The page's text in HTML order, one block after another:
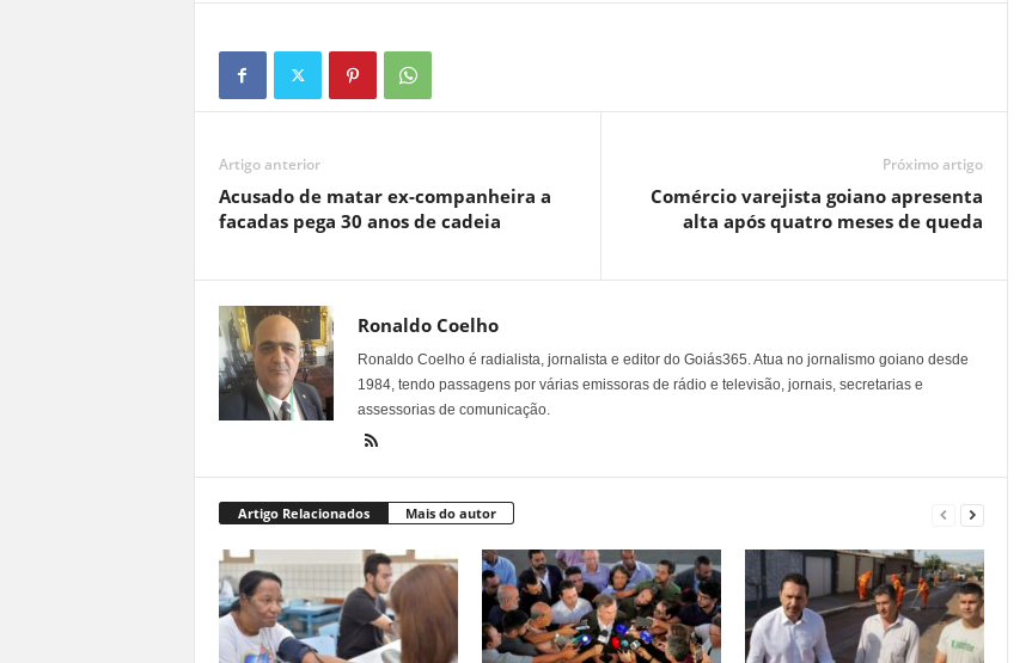
Artigo anterior
Acusado de matar ex-companheira a
facadas pega 30 anos de cadeia
Próximo artigo
Comércio varejista goiano apresenta
alta após quatro meses de queda
Ronaldo Coelho
Ronaldo Coelho é radialista, jornalista e editor do Goiás365. Atua no jornalismo goiano desde
1984, tendo passagens por várias emissoras de rádio e televisão, jornais, secretarias e
assessorias de comunicação.
Artigo Relacionados Mais do autor